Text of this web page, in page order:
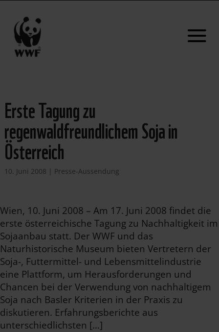
Erste Tagung zu
regenwaldfreundlichem Soja in
Österreich
10. Juni 2008 | Presse-Aussendung
Wien, 10. Juni 2008 – Am 17. Juni 2008 findet die
erste österreichische Tagung zu Nachhaltigkeit im
Sojaanbau statt. Der WWF und das
Naturhistorische Museum bieten Vertretern der
Soja-, Futtermittel- und Lebensmittelindustrie
eine Plattform, um Herausforderungen und
Chancen bei der Verwendung von nachhaltigem
Soja nach Basler Kriterien in der Praxis zu
diskutieren. Erfahrungsberichte aus
unterschiedlichsten […]